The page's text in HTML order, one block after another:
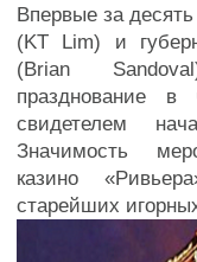
Впервые за
(KT Lim) и
(Brian
празднование в
свидетелем
Значимость
казино
старейших